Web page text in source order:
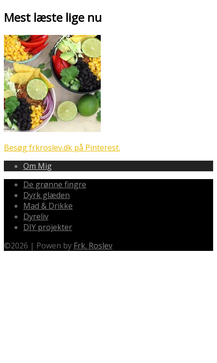
Mest læste lige nu
Besøg frkroslev.dk på Pinterest.
Om Mig
De grønne fingre
Dyrk glæden
Mad & Drikke
Dyreliv
DIY projekter
©2026 | Powen by Frk. Roslev